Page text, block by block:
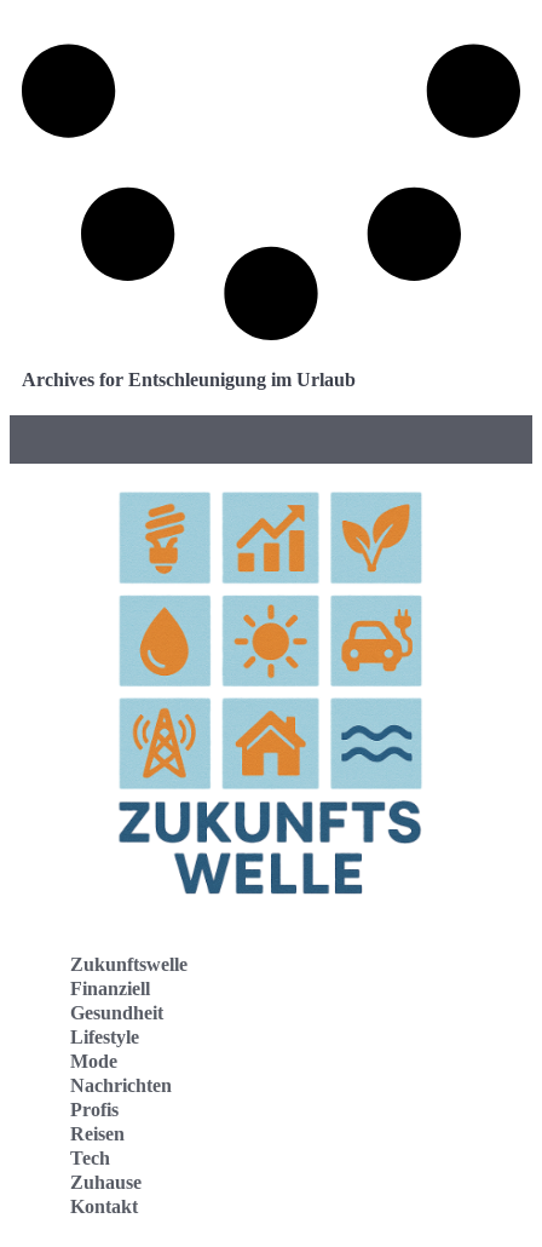
Archives for Entschleunigung im Urlaub
Zukunftswelle
Finanziell
Gesundheit
Lifestyle
Mode
Nachrichten
Profis
Reisen
Tech
Zuhause
Kontakt